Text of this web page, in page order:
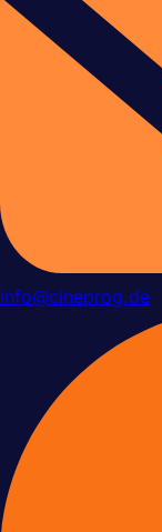
info@cineprog.de